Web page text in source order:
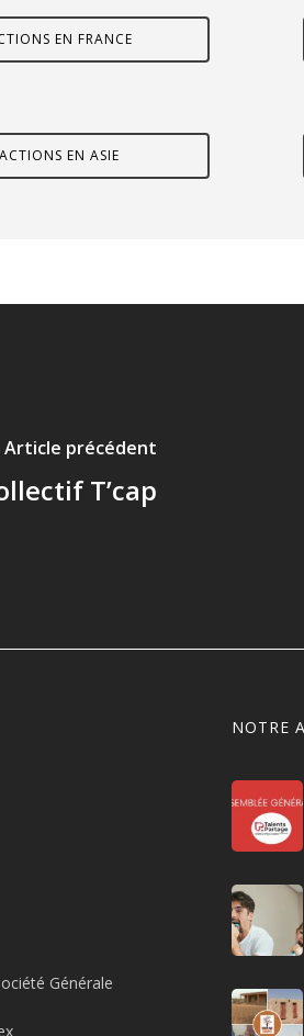
EN FRANCE
EN ASIE
Article précédent
T’cap
Générale
NOTRE